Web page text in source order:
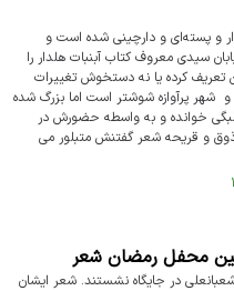
و پسته‌ای و دارچینی شده است و
سیدی معروف کتاب آبنبات هلدار را
کرده یا نه دستخوش تغییرات
قهرمان خوزستان و شهر پرآوازه شوشتر است اما بزرگ شده
خوانده و به واسطه حضورش در
و قریحه شعر گفتنش متبلور می
محفل رمضان شعر
در جایگاه نشستند. شعر ایشان